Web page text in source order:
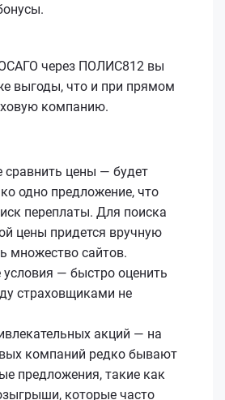
через ПОЛИС812 вы
выгоды, что и при прямом
компанию.
сравнить цены — будет
одно предложение, что
переплаты. Для поиска
цены придется вручную
множество сайтов.
— быстро оценить
страховщиками не
акций — на
компаний редко бывают
предложения, такие как
которые часто